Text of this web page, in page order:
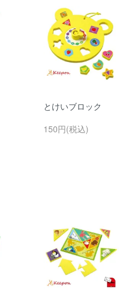
とけいブロック
150円(税込)